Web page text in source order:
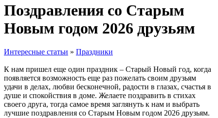
Поздравления со Старым
Новым годом 2026 друзьям
Интересные статьи » Праздники
К нам пришел еще один праздник – Старый Новый год, когда
появляется возможность еще раз пожелать своим друзьям
удачи в делах, любви бесконечной, радости в глазах, счастья в
душе и спокойствия в доме. Желаете поздравить в стихах
своего друга, тогда самое время заглянуть к нам и выбрать
лучшие поздравления со Старым Новым годом 2026 друзьям.